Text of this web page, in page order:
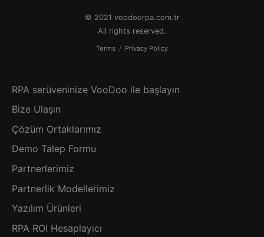
© 2021 voodoorpa.com.tr
All rights reserved.
Terms / Privacy Policy
RPA serüveninize VooDoo ile başlayın
Bize Ulaşın
Çözüm Ortaklarımız
Demo Talep Formu
Partnerlerimiz
Partnerlik Modellerimiz
Yazılım Ürünleri
RPA ROI Hesaplayıcı